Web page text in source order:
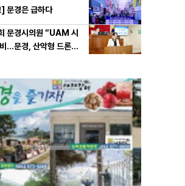
문경은 급하다
문경시의원 “UAM 시
…문경, 산악형 드론산